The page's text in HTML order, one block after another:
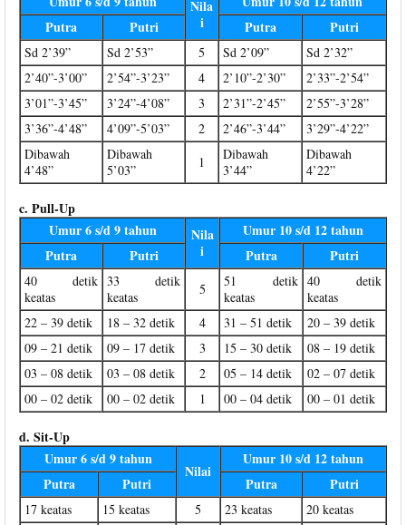
Nila
i
Putra
Putri Putra Putri
Sd 2’39” Sd 2’53” 5 Sd 2’09”
Sd 2’32”
2’40”-3’00”
2’54”-3’23” 4 2’10”-2’30”
2’33”-2’54”
3’01”-3’45”
3’24”-4’08” 3 2’31”-2’45”
2’55”-3’28”
3’36”-4’48”
4’09”-5’03” 2 2’46”-3’44”
3’29”-4’22”
Dibawah
4’48”
Dibawah
5’03”
1
Dibawah
3’44”
Dibawah
4’22”
c. Pull-Up
Umur 6 s/d 9 tahun
Nila
i
Umur 10 s/d 12 tahun
Putra
Putri Putra Putri
40 detik
keatas
33 detik
keatas
5
51 detik
keatas
40 detik
keatas
22 – 39 detik
18 – 32 detik 4 31 – 51 detik
20 – 39 detik
09 – 21 detik
09 – 17 detik 3 15 – 30 detik
08 – 19 detik
03 – 08 detik
03 – 08 detik 2 05 – 14 detik
02 – 07 detik
00 – 02 detik
00 – 02 detik 1 00 – 04 detik 00 – 01 detik
d. Sit-Up
Umur 6 s/d 9 tahun
Nilai
Umur 10 s/d 12 tahun
Putra
Putri Putra Putri
17 keatas 15 keatas 5 23 keatas
20 keatas